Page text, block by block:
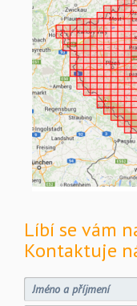
Líbí se vám
Kontaktuje